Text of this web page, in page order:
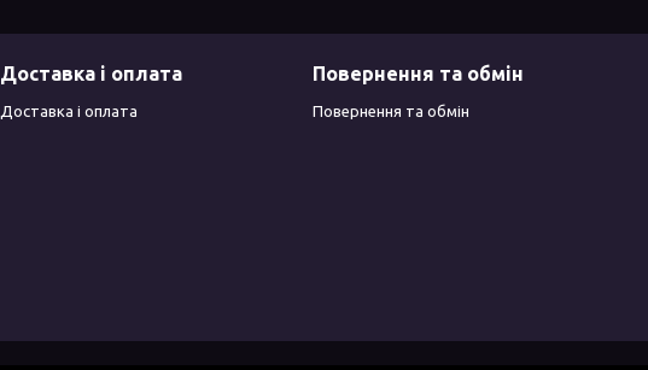
Доставка і оплата
Доставка і оплата
Повернення та обмін
Повернення та обмін